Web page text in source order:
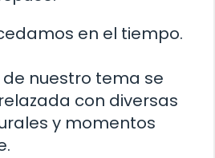
en el tiempo.
nuestro tema se
con diversas
y momentos